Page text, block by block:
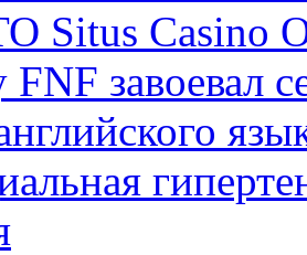
Situs Casino
завоевал